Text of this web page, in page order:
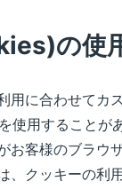
の使
に合わせてカ
用することが
客様のブラウ
、クッキーの利